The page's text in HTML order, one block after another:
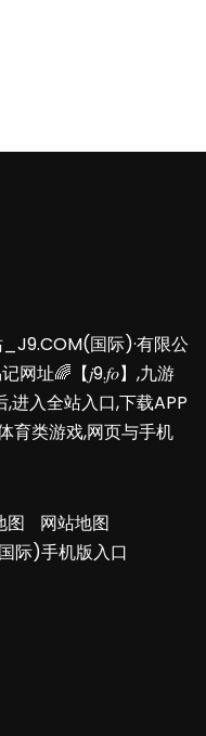
国际)·有限公
网址🌈【𝑗9.𝑓𝑜】,九游
进入全站入口,下载APP
育类游戏,网页与手机
图
网站地图
际)手机版入口